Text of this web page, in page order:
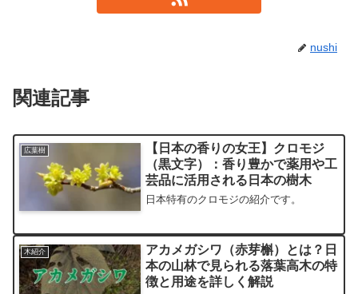
nushi
関連記事
広葉樹
【日本の香りの女王】クロモジ
（黒文字）：香り豊かで薬用や工
芸品に活用される日本の樹木
日本特有のクロモジの紹介です。
木紹介
アカメガシワ（赤芽槲）とは？日
本の山林で見られる落葉高木の特
徴と用途を詳しく解説